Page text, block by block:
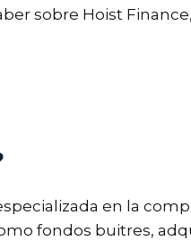
sobre Hoist
en la
fondos buitres,